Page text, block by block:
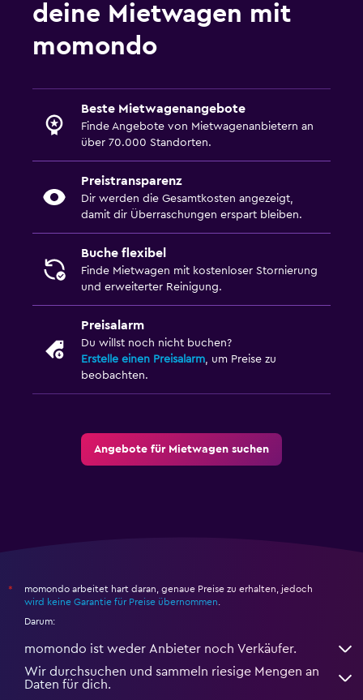
deine Mietwagen mit
momondo
Beste Mietwagenangebote
Finde Angebote von Mietwagenanbietern an
über 70.000 Standorten.
Preistransparenz
Dir werden die Gesamtkosten angezeigt,
damit dir Überraschungen erspart bleiben.
Buche flexibel
Finde Mietwagen mit kostenloser Stornierung
und erweiterter Reinigung.
Preisalarm
Du willst noch nicht buchen?
Erstelle einen Preisalarm, um Preise zu
beobachten.
Angebote für Mietwagen suchen
*
momondo arbeitet hart daran, genaue Preise zu erhalten, jedoch
wird keine Garantie für Preise übernommen.
Darum:
momondo ist weder Anbieter noch Verkäufer.
Wir durchsuchen und sammeln riesige Mengen an
Daten für dich.